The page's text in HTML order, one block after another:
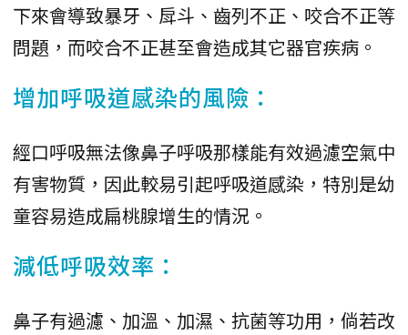
下來會導致暴牙、戽斗、齒列不正、咬合不正等
問題，而咬合不正甚至會造成其它器官疾病。
增加呼吸道感染的風險：
經口呼吸無法像鼻子呼吸那樣能有效過濾空氣中
有害物質，因此較易引起呼吸道感染，特別是幼
童容易造成扁桃腺增生的情況。
減低呼吸效率：
鼻子有過濾、加溫、加濕、抗菌等功用，倘若改